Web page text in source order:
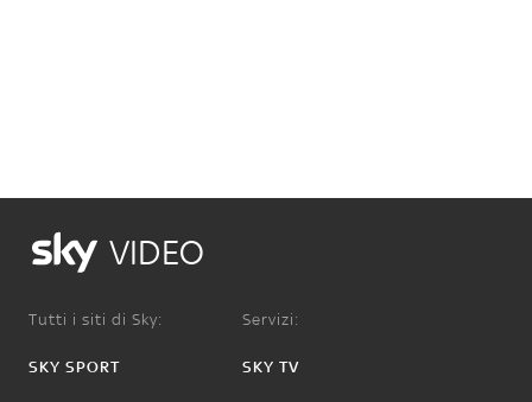
VIDEO
Tutti i siti di Sky:
SKY SPORT
Servizi:
SKY TV